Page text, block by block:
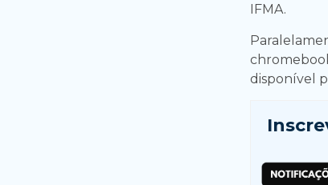
IFMA.
disponível